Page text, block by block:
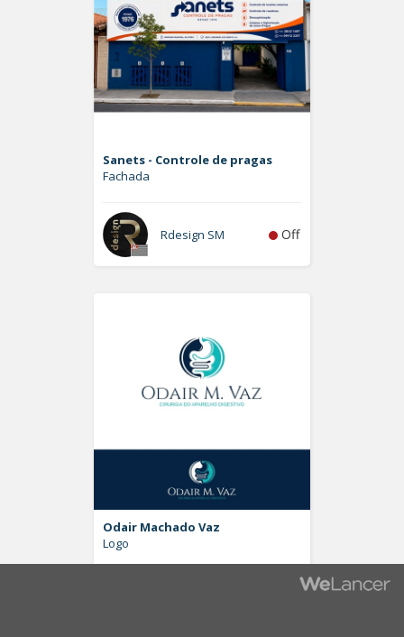
Sanets - Controle de pragas
Fachada
Rdesign SM Off
Odair Machado Vaz
Logo